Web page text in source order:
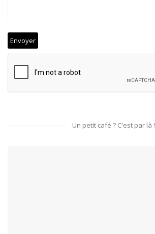
Un petit café ? C'est par là !